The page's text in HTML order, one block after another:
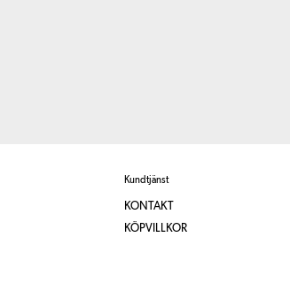
Kundtjänst
KONTAKT
KÖPVILLKOR